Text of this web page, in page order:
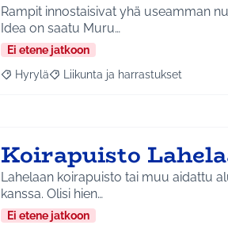
Rampit innostaisivat yhä useamman
Idea on saatu Muru…
Ei etene jatkoon
Rajaa tulokset aihepiirin mukaan: Hyrylä
Hyrylä Rajaa tulokset teeman mukaan:
Liikunta ja harrastukset
Koirapuisto
Lahelaan koirapuisto tai muu aidattu
kanssa. Olisi hien…
Ei etene jatkoon